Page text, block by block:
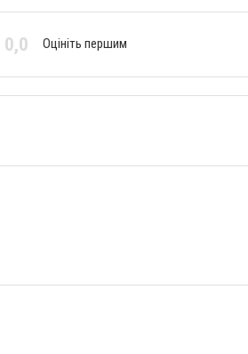
0,0 Оцініть першим